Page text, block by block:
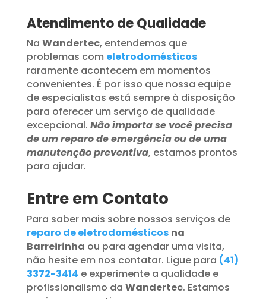
Atendimento de Qualidade
Na Wandertec, entendemos que
problemas com eletrodomésticos
raramente acontecem em momentos
convenientes. É por isso que nossa equipe
de especialistas está sempre à disposição
para oferecer um serviço de qualidade
excepcional. Não importa se você precisa
de um reparo de emergência ou de uma
manutenção preventiva, estamos prontos
para ajudar.
Entre em Contato
Para saber mais sobre nossos serviços de
reparo de eletrodomésticos na
Barreirinha ou para agendar uma visita,
não hesite em nos contatar. Ligue para (41)
3372-3414 e experimente a qualidade e
profissionalismo da Wandertec. Estamos